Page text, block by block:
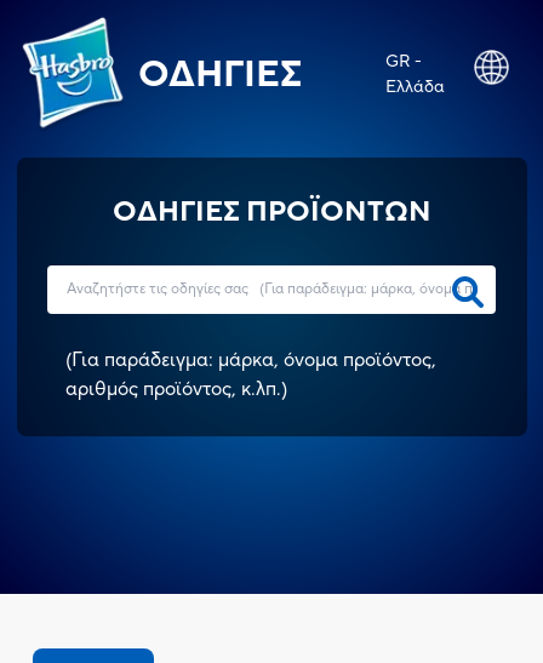
ΟΔΗΓΊΕΣ
GR -
Ελλάδα
ΟΔΗΓΙΕΣ ΠΡΟΪΟΝΤΩΝ
(Για παράδειγμα: μάρκα, όνομα προϊόντος,
αριθμός προϊόντος, κ.λπ.)